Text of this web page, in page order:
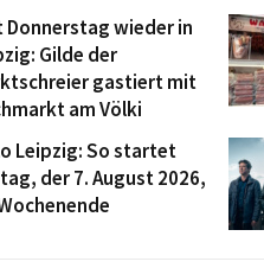
Donnerstag wieder in
Gilde der
gastiert mit
am Völki
Leipzig: So startet
der 7. August 2026,